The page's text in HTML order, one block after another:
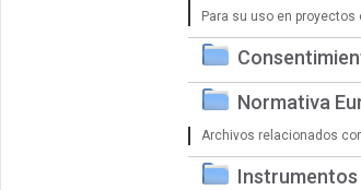
Para su uso en
Normativa
Archivos relacionados